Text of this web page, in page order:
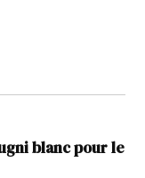
blanc pour le